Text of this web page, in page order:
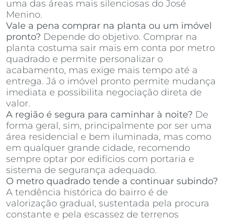
uma das áreas mais silenciosas do José
Menino.
Vale a pena comprar na planta ou um imóvel
pronto? Depende do objetivo. Comprar na
planta costuma sair mais em conta por metro
quadrado e permite personalizar o
acabamento, mas exige mais tempo até a
entrega. Já o imóvel pronto permite mudança
imediata e possibilita negociação direta de
valor.
A região é segura para caminhar à noite? De
forma geral, sim, principalmente por ser uma
área residencial e bem iluminada, mas como
em qualquer grande cidade, recomendo
sempre optar por edifícios com portaria e
sistema de segurança adequado.
O metro quadrado tende a continuar subindo?
A tendência histórica do bairro é de
valorização gradual, sustentada pela procura
constante e pela escassez de terrenos